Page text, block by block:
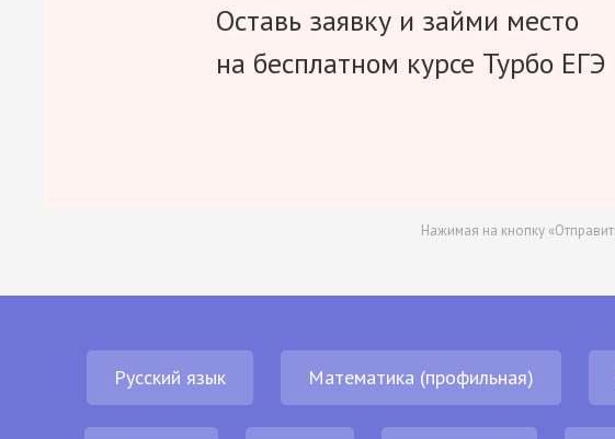
Оставь заявку и займи место
на бесплатном курсе Турбо ЕГЭ
Нажимая на кнопку
Русский язык Математика (профильная)